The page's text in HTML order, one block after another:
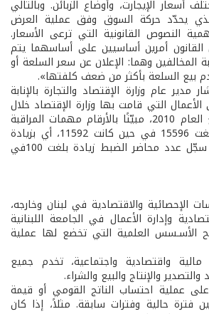
الإيجارت، وأوضاع الزبائن. وبالتالي
يحدّد حركة السوق وفق عملية العرض
النصوص القانونية التي ترعى الأسعار.
أمرين أساسيين على أساسهما يتم
المخالفين وهما: الإعلان عن سعر السلعة أو
بيع السلعة بأكثر من ضعف كلفتها».
عام وزارة الإقتصاد والتجارة بالإنابة
التي قامت بها وزارة الإقتصاد خلال
العام 2011 مقارنة مع العام 2010، مبيّنًا بالأرقام مهمات المراقبة
(عدد الدوريات) التي بلغت 15596 في حين كانت 11592، أي بزيادة
25.67 في المئة، كما سجّل عدد محاضر الضبط زيادة بلغت 100في
الإحصائية والاقتصادية في لبنان وخارجه،
وإدارة الأعمال في الجامعة اللبنانية
الأسـسس العلمية التي تخضع لها عملية
واقتصادية واجتماعية، تخدم جميع
والإنتاج والبيع والشراء.
عملية احتساب الناتج القومي أو قيمة
فترة حالية وفترات سابقة. مثلاً، إذا كان